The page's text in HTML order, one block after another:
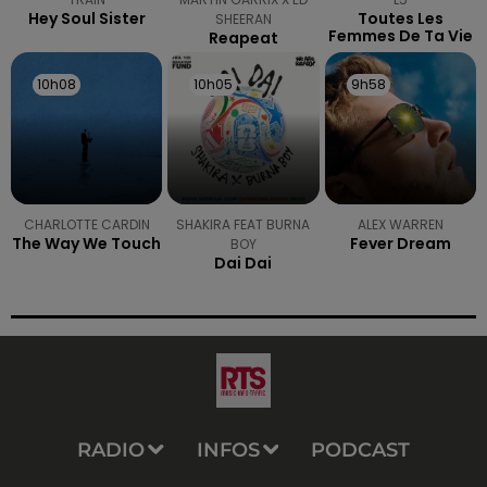
Hey Soul Sister
SHEERAN
Reapeat
Toutes Les
Femmes De Ta Vie
10h08
10h08
CHARLOTTE CARDIN
The Way We Touch
10h05
10h05
SHAKIRA FEAT BURNA
BOY
Dai Dai
9h58
9h58
ALEX WARREN
Fever Dream
RADIO INFOS PODCAST